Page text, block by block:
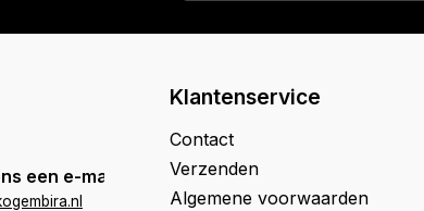
een e-mail
Klantenservice
Contact
Verzenden
Algemene voorwaarden